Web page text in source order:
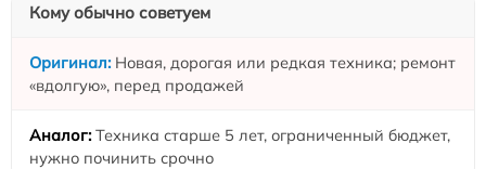
Кому обычно советуем
Новая, дорогая или редкая техника; ремонт
«вдолгую», перед продажей
Техника старше 5 лет, ограниченный бюджет,
нужно починить срочно